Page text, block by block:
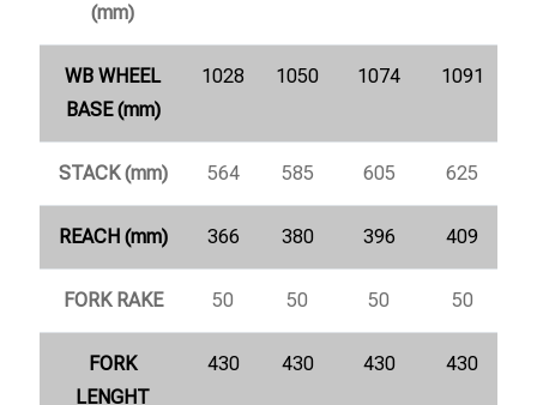
(mm)
WB WHEEL
BASE (mm)
1028 1050 1074 1091
STACK (mm) 564 585 605 625
REACH (mm) 366 380 396 409
FORK RAKE 50 50 50 50
FORK
LENGHT
430 430 430 430